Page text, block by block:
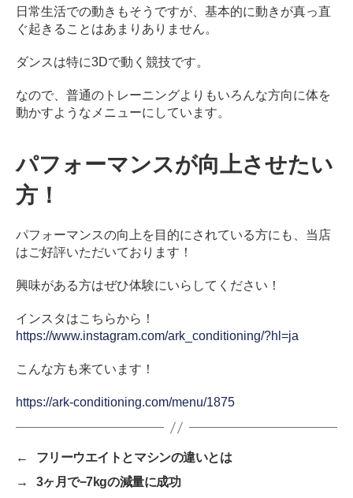
日常生活での動きもそうですが、基本的に動きが真っ直
ぐ起きることはあまりありません。
ダンスは特に3Dで動く競技です。
なので、普通のトレーニングよりもいろんな方向に体を
動かすようなメニューにしています。
パフォーマンスが向上させたい
方！
パフォーマンスの向上を目的にされている方にも、当店
はご好評いただいております！
興味がある方はぜひ体験にいらしてください！
インスタはこちらから！
https://www.instagram.com/ark_conditioning/?hl=ja
こんな方も来ています！
https://ark-conditioning.com/menu/1875
←
フリーウエイトとマシンの違いとは
→
3ヶ月で−7kgの減量に成功